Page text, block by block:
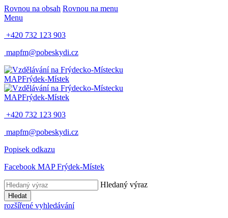
Rovnou na obsah Rovnou na menu
Menu
+420 732 123 903
mapfm@pobeskydi.cz
MAPFrýdek-Místek
MAPFrýdek-Místek
+420 732 123 903
mapfm@pobeskydi.cz
Popisek odkazu
Facebook MAP Frýdek-Místek
Hledaný výraz
Hledat
rozšířené vyhledávání